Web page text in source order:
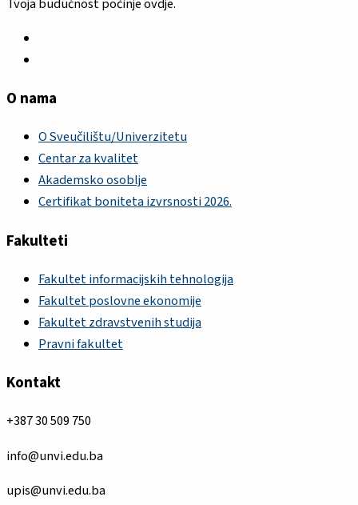
O nama
O Sveučilištu/Univerzitetu
Centar za kvalitet
Akademsko osoblje
Certifikat boniteta izvrsnosti 2026.
Fakulteti
Fakultet informacijskih tehnologija
Fakultet poslovne ekonomije
Fakultet zdravstvenih studija
Pravni fakultet
Kontakt
+387 30 509 750
info@unvi.edu.ba
upis@unvi.edu.ba